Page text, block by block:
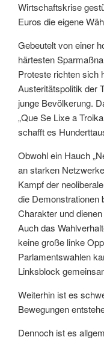
Wirtschaftskrise
Euros die eigene
Gebeutelt von einer
härtesten
Proteste richten sich
Austeritätspolitik der
junge Bevölkerung.
„Que Se Lixe a
schafft es
Obwohl ein Hauch
an starken
Kampf der
die Demonstrationen
Charakter und
Auch das
keine große linke
Parlamentswahlen
Linksblock
Weiterhin ist es
Bewegungen
Dennoch ist es